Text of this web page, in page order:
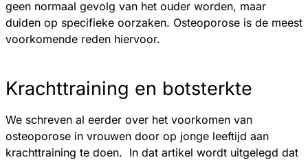
geen normaal gevolg van het ouder worden, maar
duiden op specifieke oorzaken. Osteoporose is de meest
voorkomende reden hiervoor.
Krachttraining en botsterkte
We schreven al eerder over het voorkomen van
osteoporose in vrouwen door op jonge leeftijd aan
krachttraining te doen. In dat artikel wordt uitgelegd dat